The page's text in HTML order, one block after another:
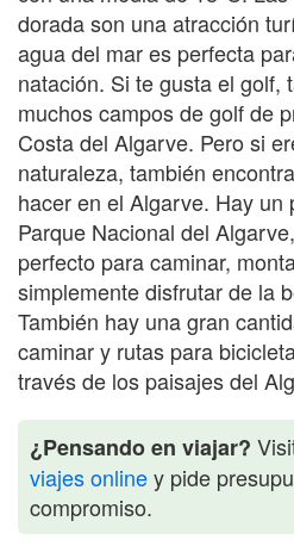
dorada son una atracción
agua del mar es perfecta
natación. Si te gusta el golf,
muchos campos de golf de
Costa del Algarve. Pero si
naturaleza, también
hacer en el Algarve. Hay un
Parque Nacional del
perfecto para caminar,
simplemente disfrutar de la
También hay una gran
caminar y rutas para
través de los paisajes del
¿Pensando en viajar?
viajes onliney pide
compromiso.